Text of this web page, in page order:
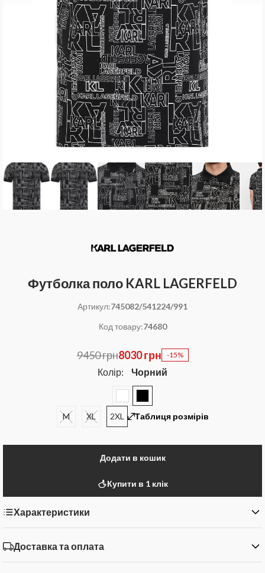
Футболка поло KARL LAGERFELD
Артикул:745082/541224/991
Код товару:74680
9450 грн8030 грн -15%
Колір: Чорний
M XL 2XL Таблиця розмірів
Додати в кошик
Купити в 1 клік
Характеристики
Доставка та оплата